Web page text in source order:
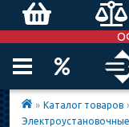
» Каталог товаров